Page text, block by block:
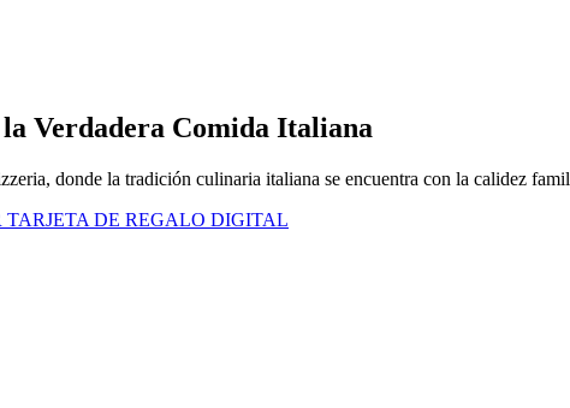
Verdadera Comida Italiana
donde la tradición culinaria italiana se encuentra con la calidez
TARJETA DE REGALO DIGITAL